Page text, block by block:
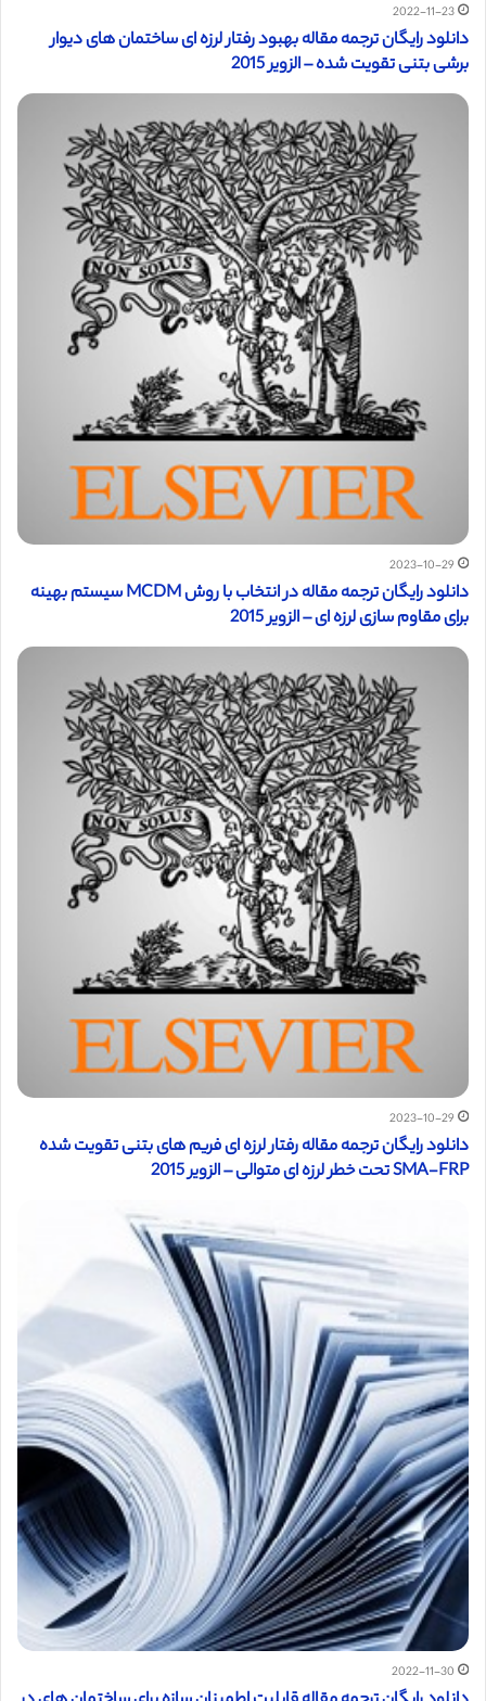
2022-11-23
دانلود رایگان ترجمه مقاله بهبود رفتار لرزه ای ساختمان های دیوار
برشی بتنی تقویت شده – الزویر 2015
2023-10-29
دانلود رایگان ترجمه مقاله در انتخاب با روش MCDM سیستم بهینه
برای مقاوم سازی لرزه ای – الزویر 2015
2023-10-29
دانلود رایگان ترجمه مقاله رفتار لرزه ای فریم های بتنی تقویت شده
SMA-FRP تحت خطر لرزه ای متوالی – الزویر 2015
2022-11-30